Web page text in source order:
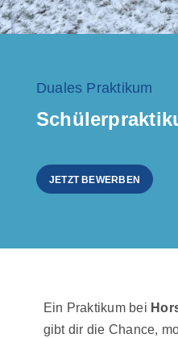
Duales Praktikum
JETZT BEWERBEN
Ein Praktikum bei
gibt dir die Chance,